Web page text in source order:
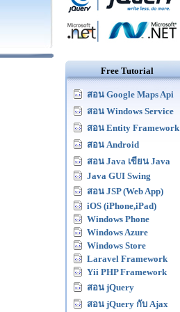
Free Tutorial
สอน Google Maps Api
สอน Windows Service
สอน Entity Framework
สอน Android
สอน Java เขียน Java
Java GUI Swing
สอน JSP (Web App)
iOS (iPhone,iPad)
Windows Phone
Windows Azure
Windows Store
Laravel Framework
Yii PHP Framework
สอน jQuery
สอน jQuery กับ Ajax